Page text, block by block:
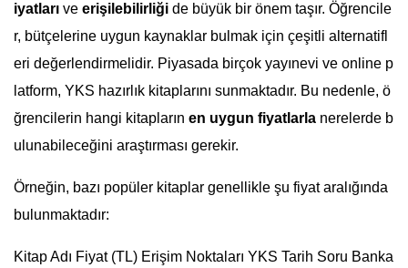
iyatları ve erişilebilirliği de büyük bir önem taşır. Öğrencile
r, bütçelerine uygun kaynaklar bulmak için çeşitli alternatifl
eri değerlendirmelidir. Piyasada birçok yayınevi ve online p
latform, YKS hazırlık kitaplarını sunmaktadır. Bu nedenle, ö
ğrencilerin hangi kitapların en uygun fiyatlarla nerelerde b
ulunabileceğini araştırması gerekir.
Örneğin, bazı popüler kitaplar genellikle şu fiyat aralığında
bulunmaktadır:
Kitap Adı Fiyat (TL) Erişim Noktaları YKS Tarih Soru Banka